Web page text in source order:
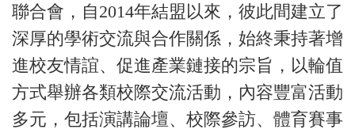
聯合會，自2014年結盟以來，彼此間建立了
深厚的學術交流與合作關係，始終秉持著增
進校友情誼、促進產業鏈接的宗旨，以輪值
方式舉辦各類校際交流活動，內容豐富活動
多元，包括演講論壇、校際參訪、體育賽事